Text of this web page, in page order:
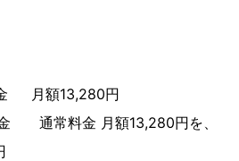
金 月額13,280円
通常料金 月額13,280円を、